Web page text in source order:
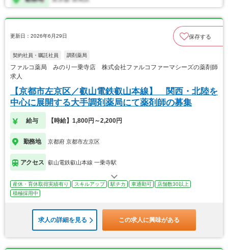
更新日：2026年6月29日 保存する
契約社員・嘱託社員 調剤薬局
ファルコ薬局 みのり一乗寺店 株式会社ファルコファーマシーズの薬剤師
求人
【京都市左京区／叡山電鉄叡山本線】 関西・北陸を
中心に展開する大手調剤薬局にて薬剤師の募集
給与 【時給】1,800円～2,200円
勤務地 京都府 京都市左京区
アクセス 叡山電鉄叡山本線 一乗寺駅
産休・育休取得実績有り スキルアップ 駅チカ 車通勤可
店舗数30以上
積極採用中
求人の詳細を見る この求人に興味がある